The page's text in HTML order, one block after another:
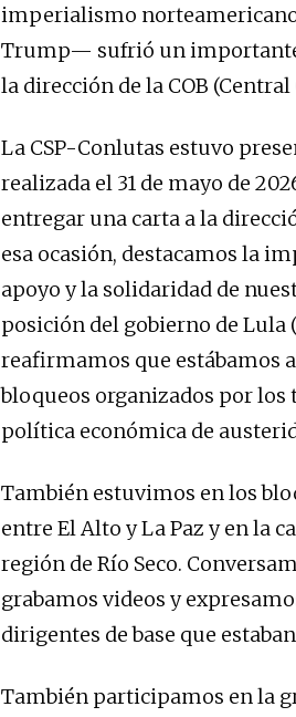
imperialismo
Trump— sufrió un importante
la dirección de la COB
La CSP-Conlutas estuvo
realizada el 31 de mayo de
entregar una carta a la
esa ocasión, destacamos la
apoyo y la solidaridad de
posición del gobierno de Lula
reafirmamos que estábamos
bloqueos organizados por
política económica de
También estuvimos en los
entre El Alto y La Paz y en la
región de Río Seco.
grabamos videos y
dirigentes de base que
También participamos en la